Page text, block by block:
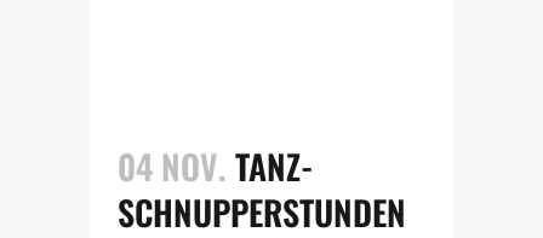
04 NOV. TANZ-
SCHNUPPERSTUNDEN